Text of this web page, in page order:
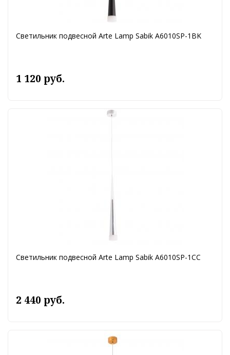
Светильник подвесной Arte Lamp Sabik A6010SP-1BK
1 120 руб.
Светильник подвесной Arte Lamp Sabik A6010SP-1CC
2 440 руб.